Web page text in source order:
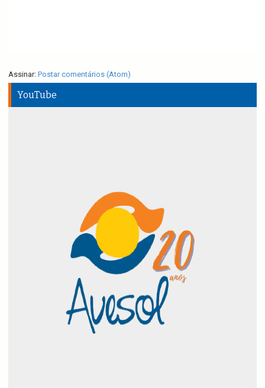
Assinar: Postar comentários (Atom)
YouTube